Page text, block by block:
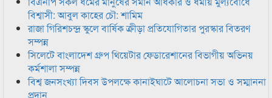
বিশ্বাসী: আবুল কাহের চৌ: শামিম
রাজা গিরিশচন্দ্র স্কুলে বার্ষিক ক্রীড়া প্রতিযোগিতার পুরস্কার বিতরণ
সম্পন্ন
সিলেটে বাংলাদেশ গ্রুপ থিয়েটার ফেডারেশানের বিভাগীয় অভিনয়
কর্মশালা সম্পন্ন
বিশ্ব জনসংখ্যা দিবস উপলক্ষে কানাইঘাটে আলোচনা সভা ও সম্মাননা
প্রদান